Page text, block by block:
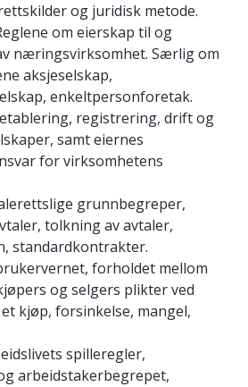
og juridisk metode.
om eierskap til og
næringsvirksomhet. Særlig om
aksjeselskap,
enkeltpersonforetak.
registrering, drift og
samt eiernes
for virksomhetens
grunnbegreper,
tolkning av avtaler,
standardkontrakter.
forholdet mellom
og selgers plikter ved
kjøp, forsinkelse, mangel,
spilleregler,
arbeidstakerbegrepet,